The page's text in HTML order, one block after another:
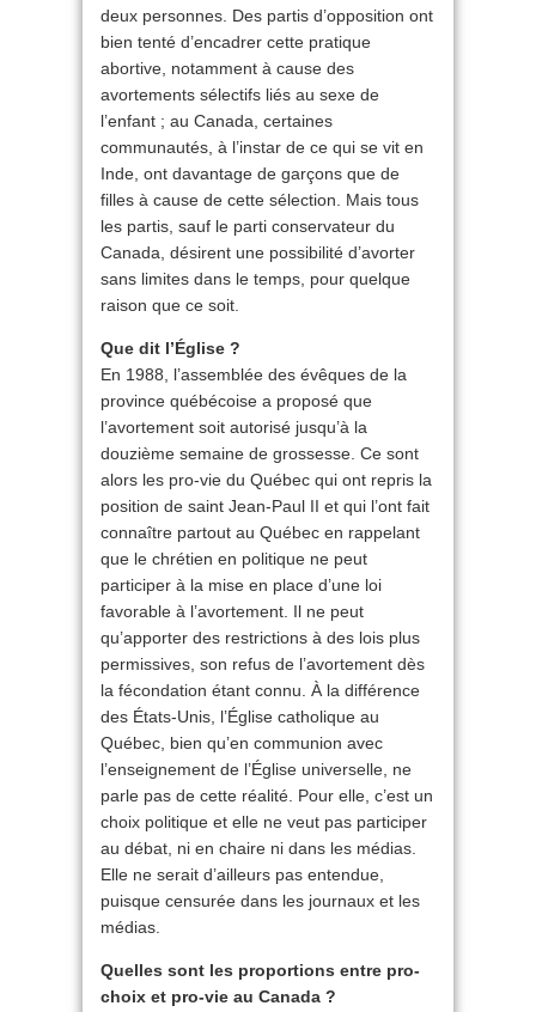
deux personnes. Des partis d’opposition ont
bien tenté d’encadrer cette pratique
abortive, notamment à cause des
avortements sélectifs liés au sexe de
l’enfant ; au Canada, certaines
communautés, à l’instar de ce qui se vit en
Inde, ont davantage de garçons que de
filles à cause de cette sélection. Mais tous
les partis, sauf le parti conservateur du
Canada, désirent une possibilité d’avorter
sans limites dans le temps, pour quelque
raison que ce soit.
Que dit l’Église ?
En 1988, l’assemblée des évêques de la
province québécoise a proposé que
l’avortement soit autorisé jusqu’à la
douzième semaine de grossesse. Ce sont
alors les pro-vie du Québec qui ont repris la
position de saint Jean-Paul II et qui l’ont fait
connaître partout au Québec en rappelant
que le chrétien en politique ne peut
participer à la mise en place d’une loi
favorable à l’avortement. Il ne peut
qu’apporter des restrictions à des lois plus
permissives, son refus de l’avortement dès
la fécondation étant connu. À la différence
des États-Unis, l’Église catholique au
Québec, bien qu’en communion avec
l’enseignement de l’Église universelle, ne
parle pas de cette réalité. Pour elle, c’est un
choix politique et elle ne veut pas participer
au débat, ni en chaire ni dans les médias.
Elle ne serait d’ailleurs pas entendue,
puisque censurée dans les journaux et les
médias.
Quelles sont les proportions entre pro-
choix et pro-vie au Canada ?